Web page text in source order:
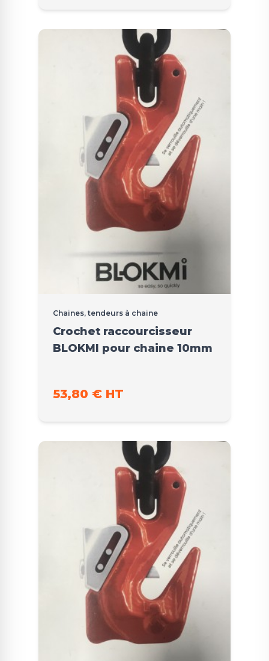
Chaines, tendeurs à chaine
Crochet raccourcisseur
BLOKMI pour chaine 10mm
53,80 € HT